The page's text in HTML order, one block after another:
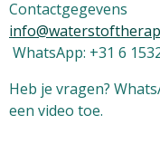
Contactgegevens
WhatsApp: +31 6
Heb je vragen?
een video toe.